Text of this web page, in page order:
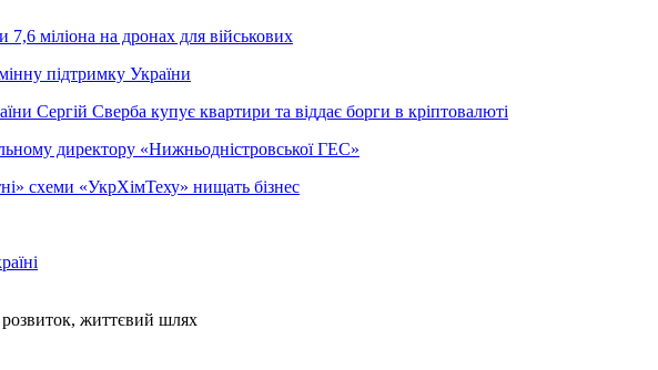
7,6 міліона на дронах для військових
підтримку України
Сергій Сверба купує квартири та віддає борги в кріптовалюті
директору «Нижньодністровської ГЕС»
схеми «УкрХімТеху» нищать бізнес